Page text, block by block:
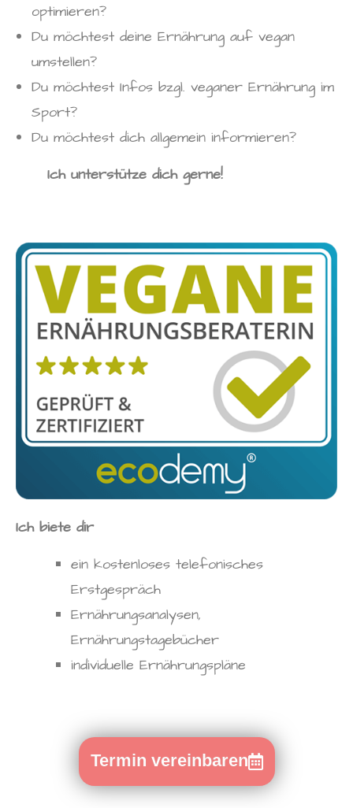
optimieren?
Du möchtest deine Ernährung auf vegan
umstellen?
Du möchtest Infos bzgl. veganer Ernährung im
Sport?
Du möchtest dich allgemein informieren?
Ich unterstütze dich gerne!
Ich biete dir
ein kostenloses telefonisches
Erstgespräch
Ernährungsanalysen,
Ernährungstagebücher
individuelle Ernährungspläne
Termin vereinbaren